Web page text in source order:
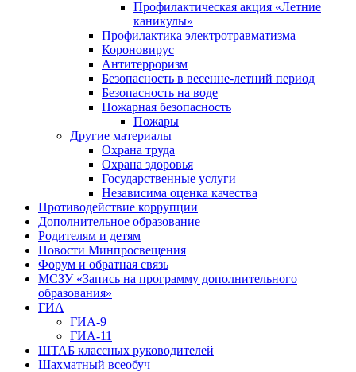
Профилактическая акция «Летние
каникулы»
Профилактика электротравматизма
Короновирус
Антитерроризм
Безопасность в весенне-летний период
Безопасность на воде
Пожарная безопасность
Пожары
Другие материалы
Охрана труда
Охрана здоровья
Государственные услуги
Независима оценка качества
Противодействие коррупции
Дополнительное образование
Родителям и детям
Новости Минпросвещения
Форум и обратная связь
МСЗУ «Запись на программу дополнительного
образования»
ГИА
ГИА-9
ГИА-11
ШТАБ классных руководителей
Шахматный всеобуч